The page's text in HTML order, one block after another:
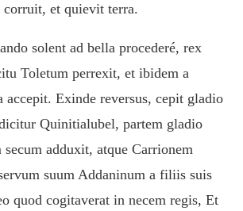
et quievit terra.
solent ad bella procederé, rex
Toletum perrexit, et ibidem a
accepit. Exinde reversus, cepit gladio
Quinitialubel, partem gladio
adduxit, atque Carrionem
suum Addaninum a filiis suis
quod cogitaverat in necem regis, Et